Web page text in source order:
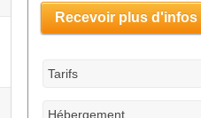
Recevoir plus d'infos
Tarifs
Hébergement